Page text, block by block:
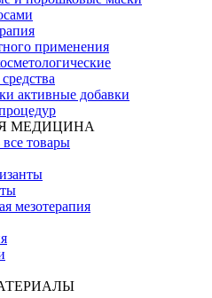
применения
активные добавки
МЕДИЦИНА
товары
мезотерапия